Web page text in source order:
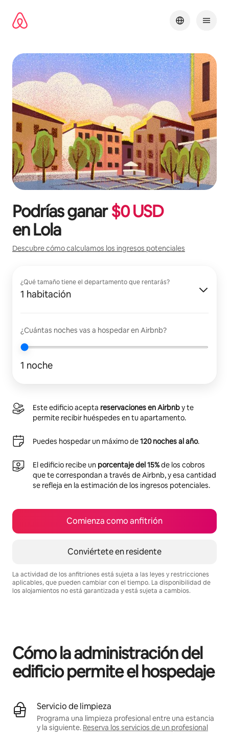
contenido
Podrías ganar$0USD
enLola
Descubre cómo calculamos los ingresos potenciales
¿Qué tamaño tiene el departamento que rentarás?
1 habitación
¿Cuántas noches vas a hospedar en Airbnb?
1 noche
Este edificio acepta reservaciones en Airbnby te
permite recibir huéspedes en tu apartamento.
Puedes hospedar un máximo de120 noches al año.
El edificio recibe un porcentaje del 15%de los cobros
que te correspondan a través de Airbnb, y esa cantidad
se refleja en la estimación de los ingresos potenciales.
Comienza como anfitrión
Conviértete en residente
La actividad de los anfitriones está sujeta a las leyes y restricciones
aplicables, que pueden cambiar con el tiempo. La disponibilidad de
los alojamientos no está garantizada y está sujeta a cambios.
Cómo la administración del
edificio permite el hospedaje
Servicio de limpieza
Programa una limpieza profesional entre una estancia
y la siguiente. Reserva los servicios de un profesional